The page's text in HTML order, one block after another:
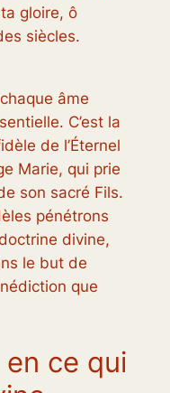
gloire, ô
siècles.
âme
C’est la
de l’Éternel
Marie, qui prie
son sacré Fils.
pénétrons
divine,
le but de
que
ce qui